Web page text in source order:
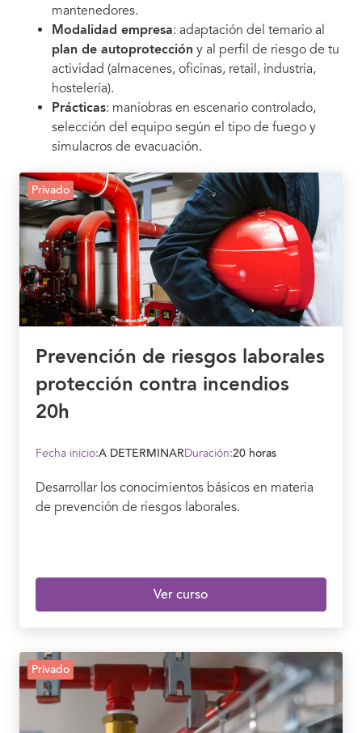
mantenedores.
Modalidad empresa: adaptación del temario al
plan de autoprotección y al perfil de riesgo de tu
actividad (almacenes, oficinas, retail, industria,
hostelería).
Prácticas: maniobras en escenario controlado,
selección del equipo según el tipo de fuego y
simulacros de evacuación.
Privado
Prevención de riesgos laborales
protección contra incendios
20h
Fecha inicio:A DETERMINARDuración:20 horas
Desarrollar los conocimientos básicos en materia
de prevención de riesgos laborales.
Ver curso
Privado